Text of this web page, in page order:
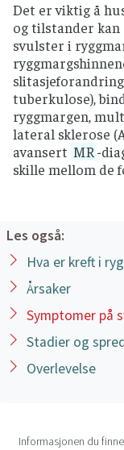
Det er viktig å
og tilstander kan
svulster i
tuberkulose),
ryggmargen,
lateral sklerose
avansert MR -
skille mellom de
Les også:
Hva er kreft i
Årsaker
Symptomer på
Stadier og
Overlevelse
Informasjonen du